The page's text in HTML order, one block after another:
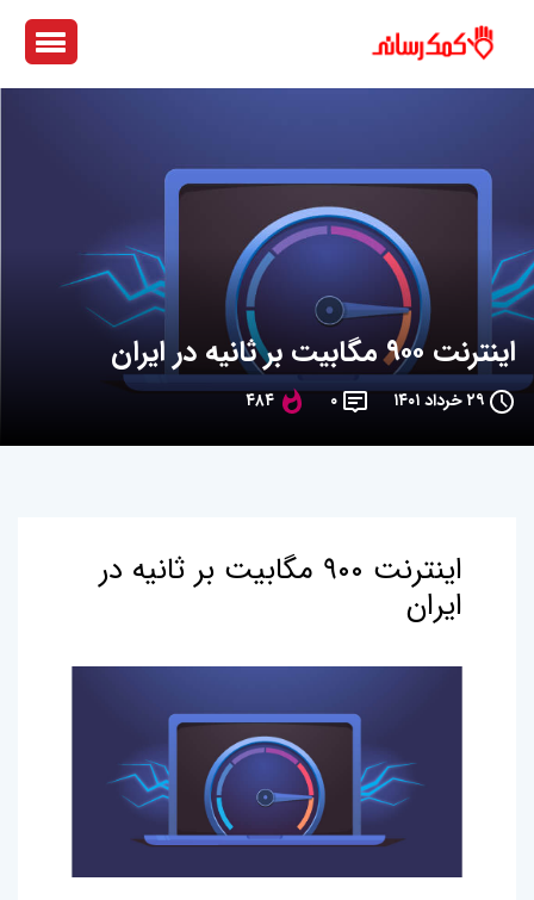
اینترنت ۹۰۰ مگابیت بر ثانیه در ایران
۲۹ خرداد ۱۴۰۱ ۰ ۴۸۴
اینترنت ۹۰۰ مگابیت بر ثانیه در
ایران